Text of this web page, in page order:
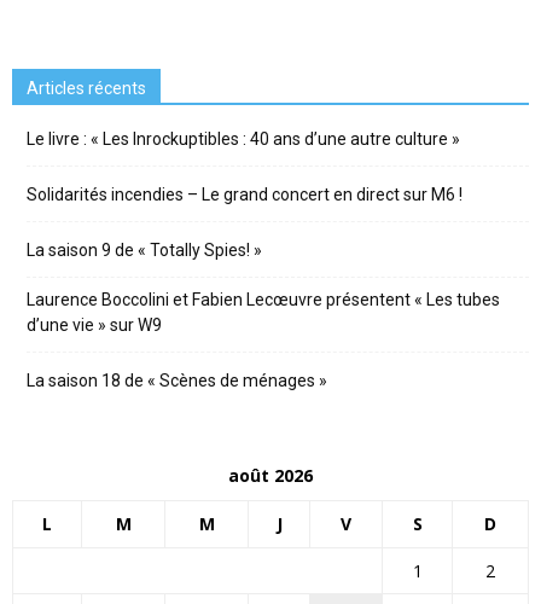
Articles récents
Le livre : « Les Inrockuptibles : 40 ans d’une autre culture »
Solidarités incendies – Le grand concert en direct sur M6 !
La saison 9 de « Totally Spies! »
Laurence Boccolini et Fabien Lecœuvre présentent « Les tubes
d’une vie » sur W9
La saison 18 de « Scènes de ménages »
août 2026
L M M J V S D
1
2